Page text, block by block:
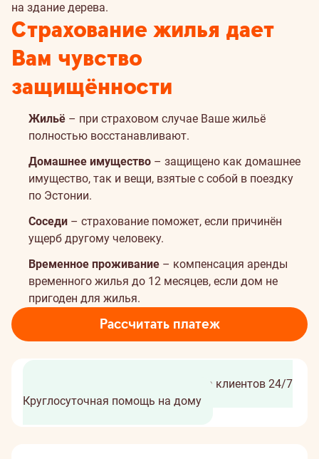
на здание дерева.
Страхование жилья дает
Вам чувство
защищённости
Жильё – при страховом случае Ваше жильё
полностью восстанавливают.
Домашнее имущество – защищено как домашнее
имущество, так и вещи, взятые с собой в поездку
по Эстонии.
Соседи – страхование поможет, если причинён
ущерб другому человеку.
Временное проживание – компенсация аренды
временного жилья до 12 месяцев, если дом не
пригоден для жилья.
Рассчитать платеж
Поддержка клиентов 24/7
Круглосуточная помощь на дому